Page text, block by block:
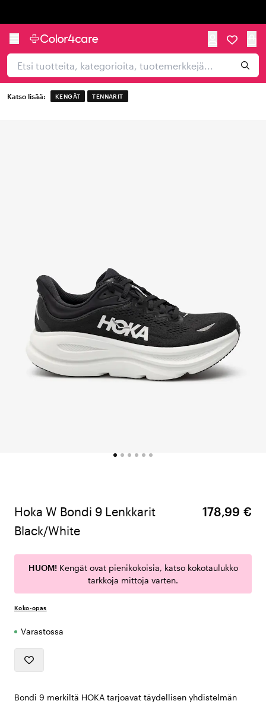
Katso lisää: KENGÄT TENNARIT
Hoka W Bondi 9 Lenkkarit
Black/White
178,99 €
HUOM!Kengät ovat pienikokoisia, katso kokotaulukko
tarkkoja mittoja varten.
Koko-opas
Varastossa
Bondi 9 merkiltä HOKA tarjoavat täydellisen yhdistelmän